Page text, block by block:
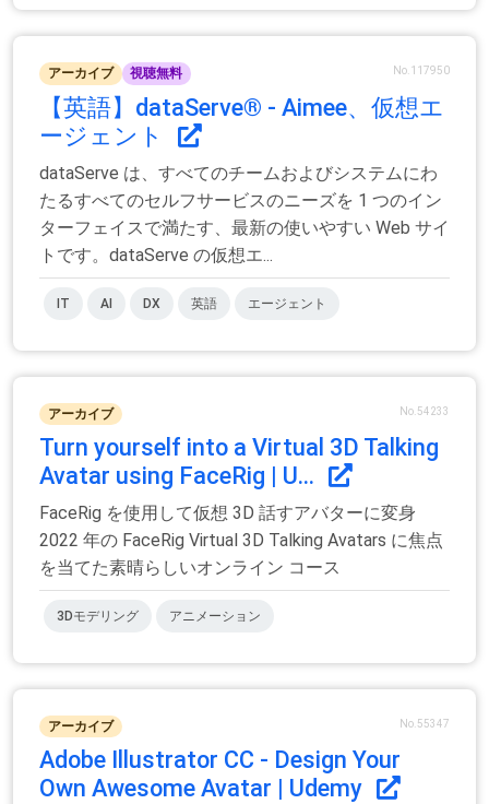
アーカイブ 視聴無料 No.117950
【英語】dataServe® - Aimee、仮想エ
ージェント
dataServe は、すべてのチームおよびシステムにわ
たるすべてのセルフサービスのニーズを 1 つのイン
ターフェイスで満たす、最新の使いやすい Web サイ
トです。dataServe の仮想エ...
IT AI DX 英語 エージェント
アーカイブ No.54233
Turn yourself into a Virtual 3D Talking
Avatar using FaceRig | U...
FaceRig を使用して仮想 3D 話すアバターに変身
2022 年の FaceRig Virtual 3D Talking Avatars に焦点
を当てた素晴らしいオンライン コース
3Dモデリング アニメーション
アーカイブ No.55347
Adobe Illustrator CC - Design Your
Own Awesome Avatar | Udemy